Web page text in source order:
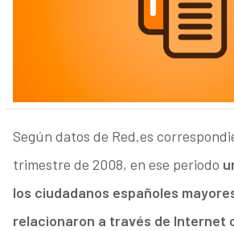
Según datos de Red.es
trimestre de 2008, en ese periodo
los ciudadanos españoles
relacionaron a través de Internet